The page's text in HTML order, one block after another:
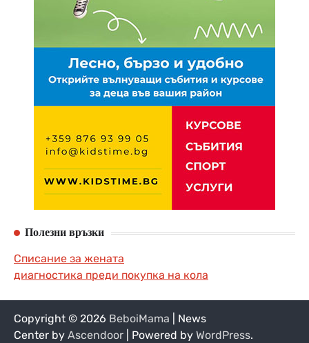
Полезни връзки
Списание за жената
диагностика преди покупка на кола
Copyright © 2026 BeboiMama | News
Center by Ascendoor | Powered by WordPress.